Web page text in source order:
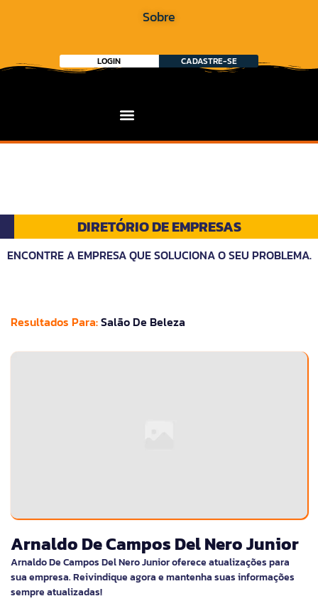
Sobre
LOGIN CADASTRE-SE
DIRETÓRIO DE EMPRESAS
ENCONTRE A EMPRESA QUE SOLUCIONA O SEU PROBLEMA.
Resultados Para:Salão De Beleza
Arnaldo De Campos Del Nero Junior
Arnaldo De Campos Del Nero Junior oferece atualizações para
sua empresa. Reivindique agora e mantenha suas informações
sempre atualizadas!